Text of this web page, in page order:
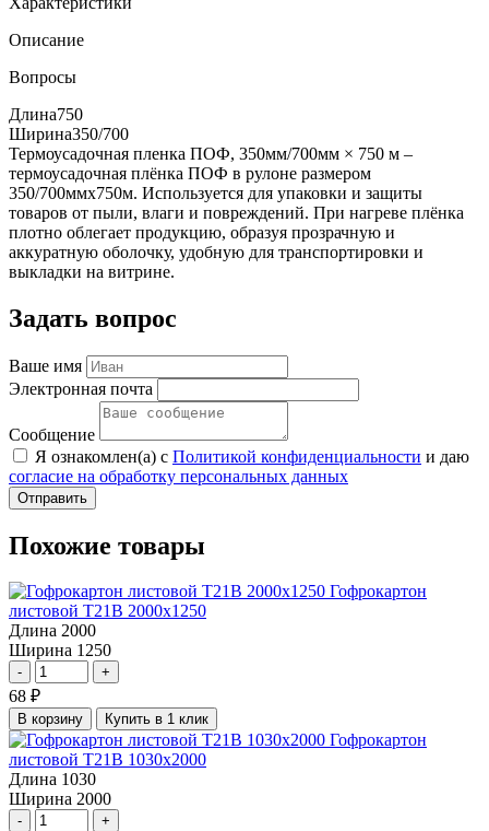
Описание
Вопросы
Длина750
Ширина350/700
Термоусадочная пленка ПОФ, 350мм/700мм × 750 м –
термоусадочная плёнка ПОФ в рулоне размером
350/700ммx750м. Используется для упаковки и защиты
товаров от пыли, влаги и повреждений. При нагреве плёнка
плотно облегает продукцию, образуя прозрачную и
аккуратную оболочку, удобную для транспортировки и
выкладки на витрине.
Задать вопрос
Ваше имя
Электронная почта
Сообщение
Я ознакомлен(а) с Политикой конфиденциальности и даю
согласие на обработку персональных данных
Отправить
Похожие товары
Гофрокартон
листовой Т21В 2000х1250
Длина 2000
Ширина 1250
- +
68 ₽
В корзину Купить в 1 клик
Гофрокартон
листовой Т21В 1030х2000
Длина 1030
Ширина 2000
- +